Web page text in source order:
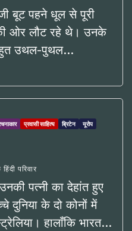
बूट पहने धूल से पूरी
ओर लौट रहे थे। उनके
उथल-पुथल…
प्रवासी साहित्य ब्रिटेन यूरोप
परिवार
पत्नी का देहांत हुए
दुनिया के दो कोनों में
हालाँकि भारत…